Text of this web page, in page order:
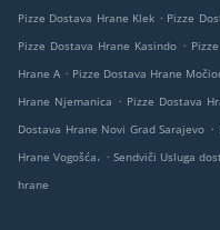
Pizze Dostava Hrane Klek . Pizze
Pizze Dostava Hrane Kasindo .
Hrane A . Pizze Dostava Hrane
Hrane Njemanica . Pizze Dostava
Dostava Hrane Novi Grad Sarajevo .
Hrane Vogošća، . Sendviči Usluga
hrane